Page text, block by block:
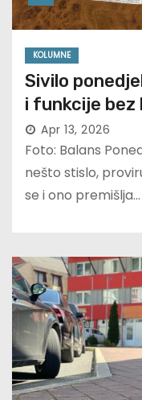
KOLUMNE
Sivilo
i funkcije bez
Apr 13, 2026
Foto: Balans
nešto stislo,
se i ono premišlja…